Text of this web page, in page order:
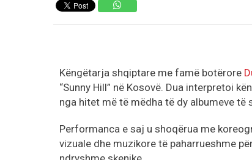
Këngëtarja shqiptare me famë botërore
“Sunny Hill” në Kosovë. Dua interpretoi
nga hitet më të mëdha të dy albumeve të
Performanca e saj u shoqërua me
vizuale dhe muzikore të paharrueshme